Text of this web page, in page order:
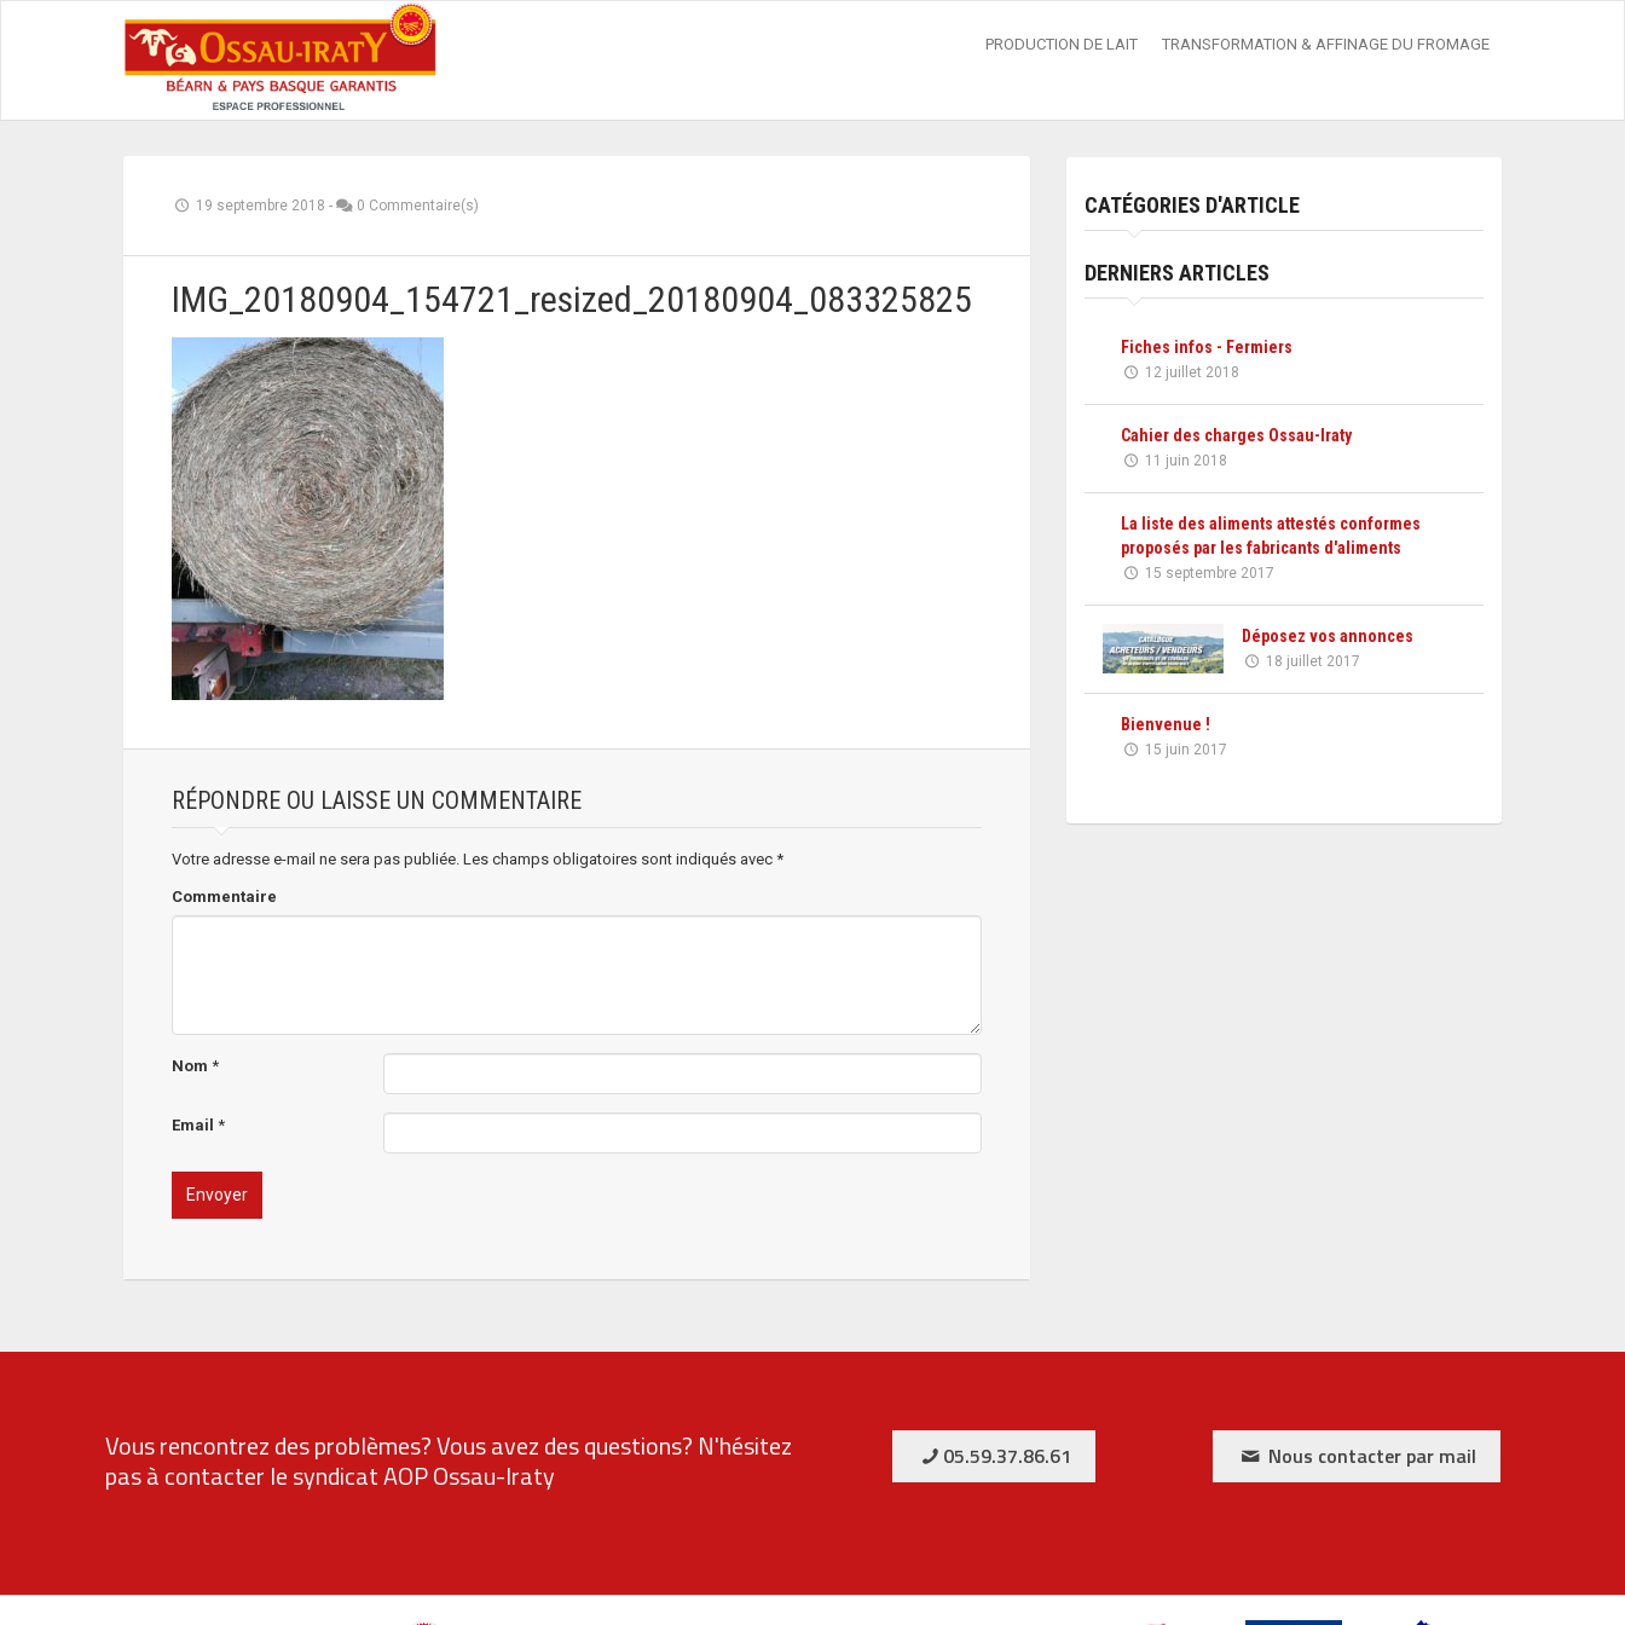
PRODUCTION DE LAIT TRANSFORMATION & AFFINAGE DU FROMAGE
19 septembre 2018 - 0 Commentaire(s)
IMG_20180904_154721_resized_20180904_083325825
RÉPONDRE OU LAISSE UN COMMENTAIRE
Votre adresse e-mail ne sera pas publiée. Les champs obligatoires sont indiqués avec *
Commentaire
Nom *
Email *
CATÉGORIES D'ARTICLE
DERNIERS ARTICLES
Fiches infos - Fermiers
12 juillet 2018
Cahier des charges Ossau-Iraty
11 juin 2018
La liste des aliments attestés conformes
proposés par les fabricants d'aliments
15 septembre 2017
Déposez vos annonces
18 juillet 2017
Bienvenue !
15 juin 2017
Vous rencontrez des problèmes? Vous avez des questions? N'hésitez
pas à contacter le syndicat AOP Ossau-Iraty
05.59.37.86.61 Nous contacter par mail